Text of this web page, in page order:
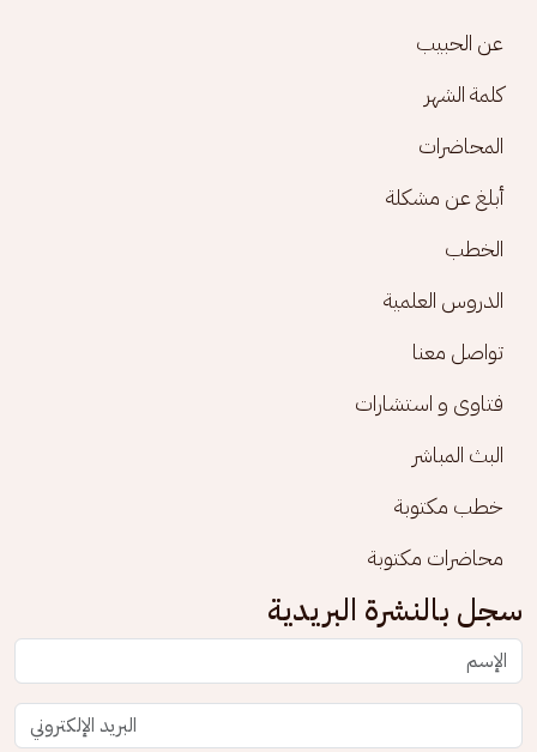
Footer menu
عن الحبيب
كلمة الشهر
المحاضرات
أبلغ عن مشكلة
الخطب
الدروس العلمية
تواصل معنا
فتاوى و استشارات
البث المباشر
خطب مكتوبة
محاضرات مكتوبة
سجل بالنشرة البريدية